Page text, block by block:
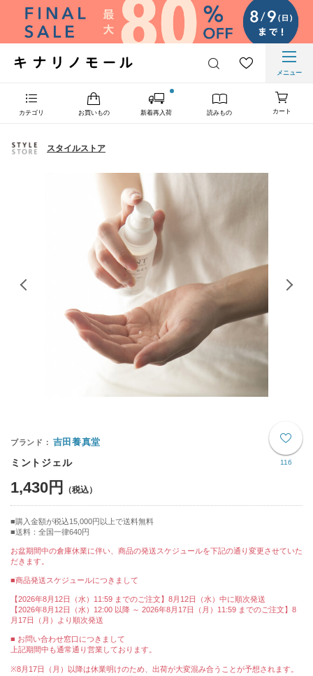
メニュー
カテゴリ お買いもの 新着再入荷 読みもの カート
スタイルストア
116
吉田養真堂
ミントジェル
1,430円
購入金額が税込15,000円以上で送料無料
送料：全国一律640円
お盆期間中の倉庫休業に伴い、商品の発送スケジュールを下記の通り変更させていた
だきます。
■商品発送スケジュールにつきまして
【2026年8月12日（水）11:59 までのご注文】8月12日（水）中に順次発送
【2026年8月12日（水）12:00 以降 ～ 2026年8月17日（月）11:59 までのご注文】8
月17日（月）より順次発送
■ お問い合わせ窓口につきまして
上記期間中も通常通り営業しております。
※8月17日（月）以降は休業明けのため、出荷が大変混み合うことが予想されます。